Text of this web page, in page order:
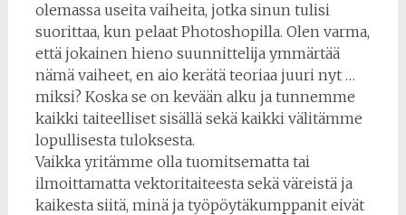
olemassa useita vaiheita, jotka sinun tulisi
suorittaa, kun pelaat Photoshopilla. Olen varma,
että jokainen hieno suunnittelija ymmärtää
nämä vaiheet, en aio kerätä teoriaa juuri nyt …
miksi? Koska se on kevään alku ja tunnemme
kaikki taiteelliset sisällä sekä kaikki välitämme
lopullisesta tuloksesta.
Vaikka yritämme olla tuomitsematta tai
ilmoittamatta vektoritaiteesta sekä väreistä ja
kaikesta siitä, minä ja työpöytäkumppanit eivät